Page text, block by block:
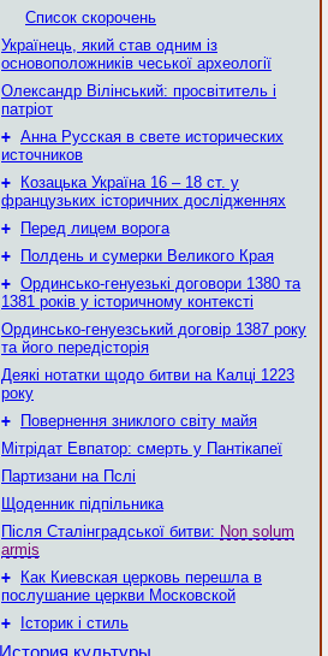
Список скорочень
Українець, який став одним із
основоположників чеської археології
Олександр Вілінський: просвітитель і
патріот
+ Анна Русская в свете исторических
источников
+
Козацька Україна 16 – 18 ст. у
французьких історичних дослідженнях
+
Перед лицем ворога
+
Полдень и сумерки Великого Края
+ Ординсько-генуезькі договори 1380 та
1381 років у історичному контексті
Ординсько-генуезський договір 1387 року
та його передісторія
Деякі нотатки щодо битви на Калці 1223
року
+
Повернення зниклого світу майя
Мітрідат Евпатор: смерть у Пантікапеї
Партизани на Пслі
Щоденник підпільника
Після Сталінградської битви: Non solum
armis
+
Как Киевская церковь перешла в
послушание церкви Московской
+
Історик і стиль